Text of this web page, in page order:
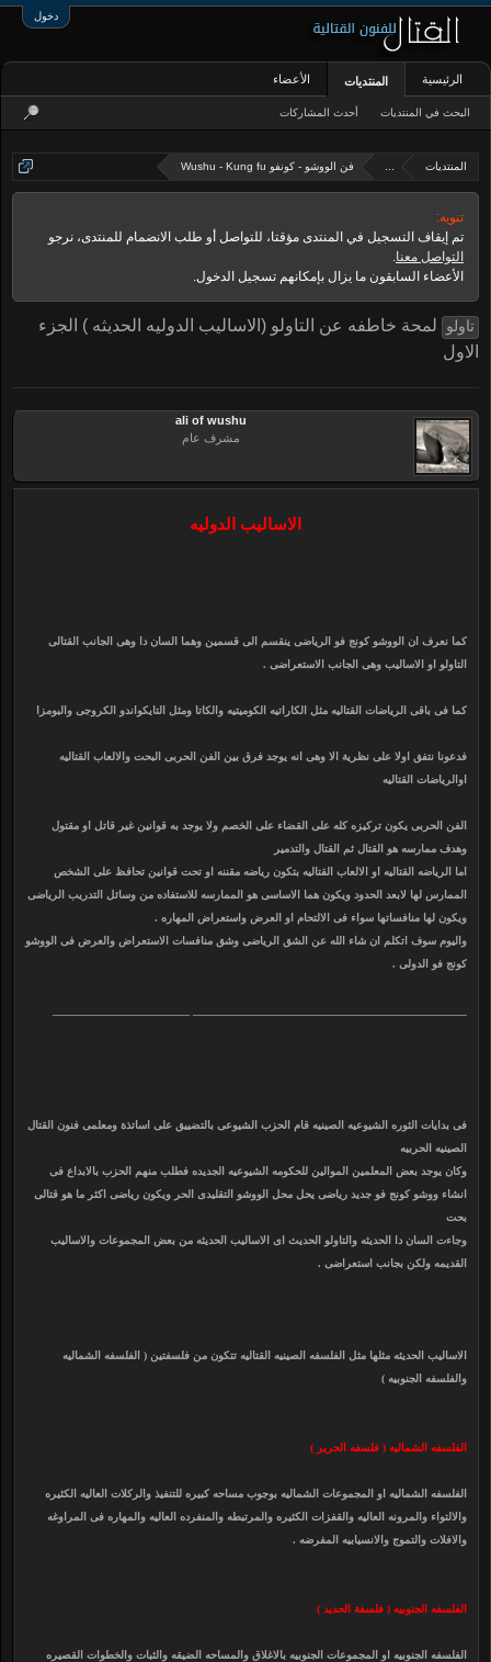
دخول
المنتديات فن الووشو - كونفو Wushu - Kung fu
تنويه:
تم إيقاف التسجيل في المنتدى مؤقتا، للتواصل أو طلب الانضمام للمنتدى، نرجو
التواصل معنا.
الأعضاء السابقون ما يزال بإمكانهم تسجيل الدخول.
تاولو
لمحة خاطفه عن التاولو (الاساليب الدوليه الحديثه ) الجزء
الاول
ali of wushu
مشرف عام
الاساليب الدوليه
كما نعرف ان الووشو كونج فو الرياضى ينقسم الى قسمين وهما السان دا وهى الجانب القتالى
التاولو او الاساليب وهى الجانب الاستعراضى .
كما فى باقى الرياضات القتاليه مثل الكاراتيه الكوميتيه والكاتا ومثل التايكواندو الكروجى والبومزا
فدعونا نتفق اولا على نظرية الا وهى انه يوجد فرق بين الفن الحربى البحت والالعاب القتاليه
اوالرياضات القتاليه
الفن الحربى يكون تركيزه كله على القضاء على الخصم ولا يوجد به قوانين غير قاتل او مقتول
وهدف ممارسه هو القتال ثم القتال والتدمير
اما الرياضه القتاليه او الالعاب القتاليه بتكون رياضه مقننه او تحت قوانين تحافظ على الشخص
الممارس لها لابعد الحدود ويكون هما الاساسى هو الممارسه للاستفاده من وسائل التدريب الرياضى
ويكون لها منافساتها سواء فى الالتحام او العرض واستعراض المهاره .
واليوم سوف اتكلم ان شاء الله عن الشق الرياضى وشق منافسات الاستعراض والعرض فى الووشو
كونج فو الدولى .
فى بدايات الثوره الشيوعيه الصينيه قام الحزب الشيوعى بالتضييق على اساتذة ومعلمى فنون القتال
الصينيه الحربيه
وكان يوجد بعض المعلمين الموالين للحكومه الشيوعيه الجديده فطلب منهم الحزب بالابداع فى
انشاء ووشو كونج فو جديد رياضى يحل محل الووشو التقليدى الحر ويكون رياضى اكثر ما هو قتالى
بحت
وجاءت السان دا الحديثه والتاولو الحديث اى الاساليب الحديثه من بعض المجموعات والاساليب
القديمه ولكن بجانب استعراضى .
الاساليب الحديثه مثلها مثل الفلسفه الصينيه القتاليه تتكون من فلسفتين ( الفلسفه الشماليه
والفلسفه الجنوبيه )
الفلسفه الشماليه ( فلسفه الحرير )
الفلسفه الشماليه او المجموعات الشماليه بوجوب مساحه كبيره للتنفيذ والركلات العاليه الكثيره
والالتواء والمرونه العاليه والقفزات الكثيره والمرتبطه والمنفرده العاليه والمهاره فى المراوغه
والافلات والتموج والانسيابيه المفرضه .
الفلسفه الجنوبيه ( فلسفة الحديد )
الفلسفه الجنوبيه او المجموعات الجنوبيه بالاغلاق والمساحه الضيقه والثبات والخطوات القصيره
الرئيسية المنتديات
البحث في المنتديات أحدث المشاركات
الأعضاء